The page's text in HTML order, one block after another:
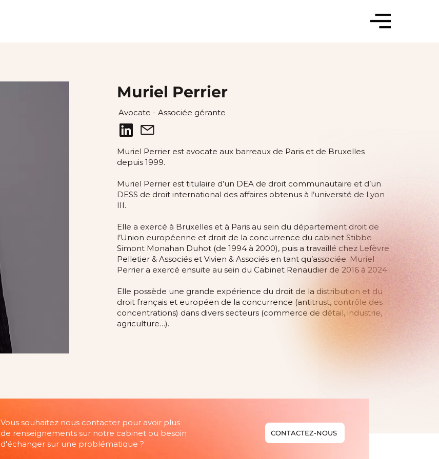
Muriel Perrier
Avocate - Associée gérante
Muriel Perrier est avocate aux barreaux de Paris et de Bruxelles
depuis 1999.
Muriel Perrier est titulaire d’un DEA de droit communautaire et d’un
DESS de droit international des affaires obtenus à l’université de Lyon
III.
Elle a exercé à Bruxelles et à Paris au sein du département droit de
l’Union européenne et droit de la concurrence du cabinet Stibbe
Simont Monahan Duhot (de 1994 à 2000), puis a travaillé chez Lefèvre
Pelletier & Associés et Vivien & Associés en tant qu’associée. Muriel
Perrier a exercé ensuite au sein du Cabinet Renaudier de 2016 à 2024.
Elle possède une grande expérience du droit de la distribution et du
droit français et européen de la concurrence (antitrust, contrôle des
concentrations) dans divers secteurs (commerce de détail, industrie,
agriculture…).
Vous souhaitez nous contacter pour avoir plus
de renseignements sur notre cabinet ou besoin
d'échanger sur une problématique ?
CONTACTEZ-NOUS